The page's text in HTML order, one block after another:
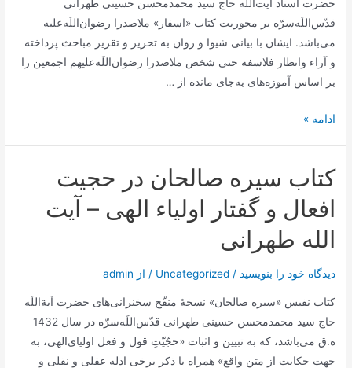
حضرت استاد آیت‌اللَه حاج سید محمدمحسن حسینی طهرانی
قدّس‌اللَه‌سرّه بر محوریت کتاب «اسفار» ملاصدرا رضوان‌اللَه‌علیه
می‌باشد. ایشان با بیانی شیوا و روان به تحریر و تقریر مباحث پرداخته
و آراء وانظار فلاسفه حتی شخص ملاصدرا رضوان‌اللَه‌علیهم اجمعین را
بر اساس آموزه‌های به‌جای مانده از …
کتاب
–
شرحی
بر
فی
الاسفار
العقلیة‌
ادامه »
کتاب سیره صالحان در حجیت
افعال و گفتار اولیاء الهی – آیت
الله طهرانی
دیدگاه‌ خود را بنویسید /
Uncategorized / از admin
کتاب نفیس «سیره صالحان» نسخۀ منقّح سخنرانی‌های حضرت آیة‌اللَه
حاج سید محمدمحسن حسینی طهرانی قدّس‌اللَه‌سرّه در سال 1432
ه.ق می‌باشد، که به تبیین و اثبات «حجّیّتِ قول و فعل اولیای‌الهی، به
جهت حکایت از متن واقع» همراه با ذکر برخی ادله عقلی و نقلی و